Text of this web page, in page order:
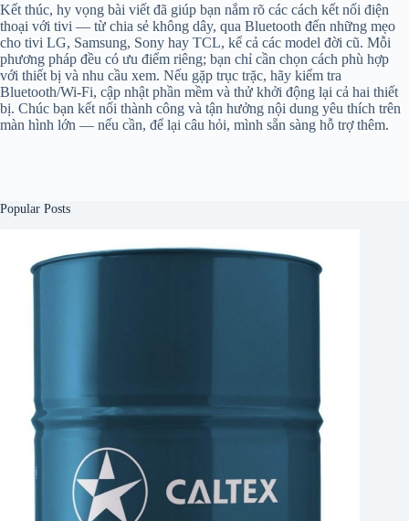
Kết thúc, hy vọng bài viết đã giúp bạn nắm rõ các cách kết nối điện
thoại với tivi — từ chia sẻ không dây, qua Bluetooth đến những mẹo
cho tivi LG, Samsung, Sony hay TCL, kể cả các model đời cũ. Mỗi
phương pháp đều có ưu điểm riêng; bạn chỉ cần chọn cách phù hợp
với thiết bị và nhu cầu xem. Nếu gặp trục trặc, hãy kiểm tra
Bluetooth/Wi‑Fi, cập nhật phần mềm và thử khởi động lại cả hai thiết
bị. Chúc bạn kết nối thành công và tận hưởng nội dung yêu thích trên
màn hình lớn — nếu cần, để lại câu hỏi, mình sẵn sàng hỗ trợ thêm.
Popular Posts